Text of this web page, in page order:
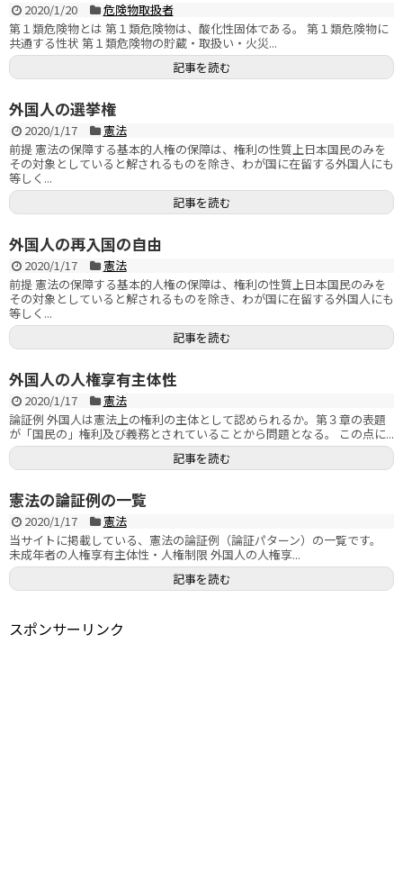
2020/1/20
危険物取扱者
第１類危険物とは 第１類危険物は、酸化性固体である。 第１類危険物に
共通する性状 第１類危険物の貯蔵・取扱い・火災...
記事を読む
外国人の選挙権
2020/1/17
憲法
前提 憲法の保障する基本的人権の保障は、権利の性質上日本国民のみを
その対象としていると解されるものを除き、わが国に在留する外国人にも
等しく...
記事を読む
外国人の再入国の自由
2020/1/17
憲法
前提 憲法の保障する基本的人権の保障は、権利の性質上日本国民のみを
その対象としていると解されるものを除き、わが国に在留する外国人にも
等しく...
記事を読む
外国人の人権享有主体性
2020/1/17
憲法
論証例 外国人は憲法上の権利の主体として認められるか。第３章の表題
が「国民の」権利及び義務とされていることから問題となる。 この点に...
記事を読む
憲法の論証例の一覧
2020/1/17
憲法
当サイトに掲載している、憲法の論証例（論証パターン）の一覧です。
未成年者の人権享有主体性・人権制限 外国人の人権享...
記事を読む
スポンサーリンク